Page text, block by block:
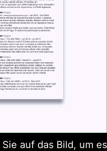
auf das Bild, um es